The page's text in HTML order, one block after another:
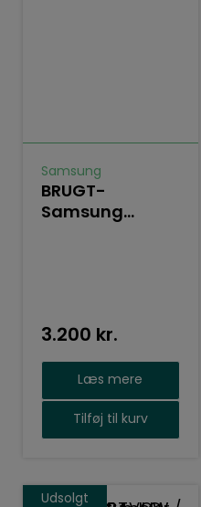
Samsung
BRUGT-
Samsung
3.200 kr.
Læs mere
Tilføj til kurv
Udsolgt